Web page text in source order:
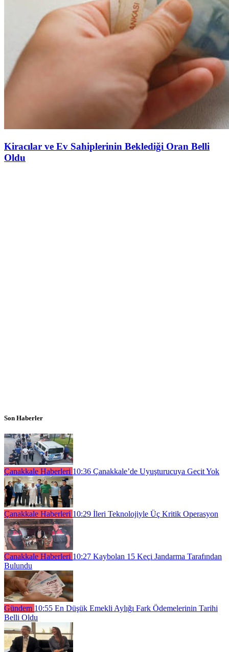
Kiracılar ve Ev Sahiplerinin Beklediği Oran Belli
Oldu
Son Haberler
Çanakkale Haberleri 10:36 Çanakkale’de Uyuşturucuya Geçit Yok
Çanakkale Haberleri 10:29 İleri Teknolojiyle Üç Kritik Operasyon
Çanakkale Haberleri 10:27 Kaybolan 15 Keçi Jandarma Tarafından
Bulundu
Gündem 10:55 En Düşük Emekli Aylığı Fark Ödemelerinin Tarihi
Belli Oldu